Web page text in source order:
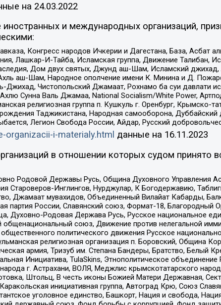
на 24.03.2022
и международных организаций,
Конгресс народов Ичкерии и Дагестана, База, Асбат
Лашкар-И-Тайба, Исламская группа, Движение Талибан,
Дом двух святых, Джунд аш-Шам, Исламский джихад,
аш-Шам, Народное ополчение имени К. Минина и Д.
Чистопольский Джамаат, Рохнамо ба суи давлати
Сунна Валь Джамаа, National Socialism/White Power,
религиозная группа п. Кушкуль г. Оренбург, Крымско-
Таджикистана, Народная самооборона, Дуббайский
Легион Свобода России, Айдар, Русский
i-materialy.html данные на 16.11.2023
в отношении которых судом принято
Родовой Державы Русь, Община Духовного Управления
Инглингов, Нурджулар, К Богодержавию,
Джамаат мувахидов, Объединенный Вилайат Кабарды,
партия России, Славянский союз, Формат-18, Благородный
Духовно-Родовая Держава Русь, Русское национальное
союз, Движение против нелегальной
политического движения Русское
религиозная организация п. Боровский, Община
армия, Тризуб им. Степана Бандеры, Братство, Белый
Инициатива, TulaSkins, Этнополитическое объединение
г. Астрахани, ВОЛЯ, Меджлис крымскотатарского
Штольц, В честь иконы Божией Матери Державная,
инициативная группа, Автоград Крю, Союз
уголовное единство, Башкорт, Нация и свобода,